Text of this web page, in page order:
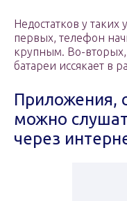
Недостатков у таких
первых, телефон
крупным. Во-вторых,
батареи иссякает в
Приложения,
можно
через